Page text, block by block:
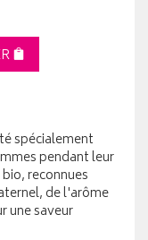
spécialement
pendant leur
reconnues
de l'arôme
une saveur